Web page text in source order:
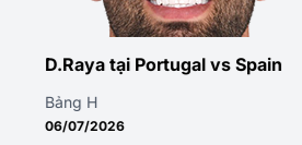
D.Raya tại Portugal vs Spain
Bảng H
06/07/2026